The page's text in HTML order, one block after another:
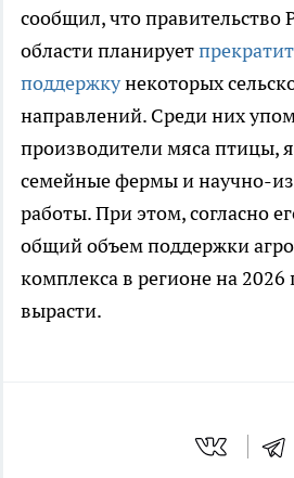
сообщил, что правительство
области планирует
поддержкунекоторых
направлений. Среди них
производители мяса птицы,
семейные фермы и научно-
работы. При этом, согласно
общий объем поддержки
комплекса в регионе на
вырасти.